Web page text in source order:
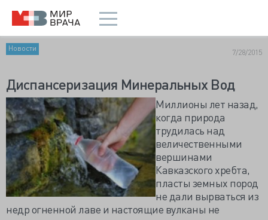
Новости 7/28/2015
Диспансеризация Минеральных Вод
Миллионы лет назад,
когда природа
трудилась над
величественными
вершинами
Кавказского хребта,
пласты земных пород
не дали вырваться из
недр огненной лаве и настоящие вулканы не